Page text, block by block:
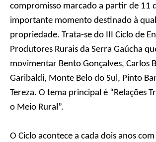
compromisso marcado a partir de 11
importante momento destinado à
propriedade. Trata-se do III Ciclo de
Produtores Rurais da Serra Gaúcha
movimentar Bento Gonçalves, Carlos
Garibaldi, Monte Belo do Sul, Pinto
Tereza. O tema principal é “Relações
o Meio Rural”.
O Ciclo acontece a cada dois anos